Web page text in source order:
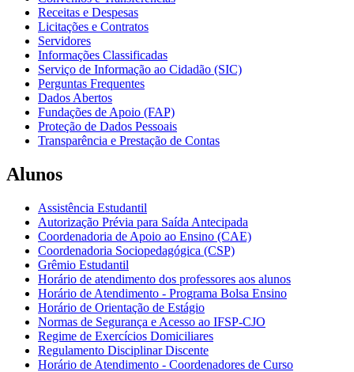
Receitas e Despesas
Licitações e Contratos
Servidores
Informações Classificadas
Serviço de Informação ao Cidadão (SIC)
Perguntas Frequentes
Dados Abertos
Fundações de Apoio (FAP)
Proteção de Dados Pessoais
Transparência e Prestação de Contas
Alunos
Assistência Estudantil
Autorização Prévia para Saída Antecipada
Coordenadoria de Apoio ao Ensino (CAE)
Coordenadoria Sociopedagógica (CSP)
Grêmio Estudantil
Horário de atendimento dos professores aos alunos
Horário de Atendimento - Programa Bolsa Ensino
Horário de Orientação de Estágio
Normas de Segurança e Acesso ao IFSP-CJO
Regime de Exercícios Domiciliares
Regulamento Disciplinar Discente
Horário de Atendimento - Coordenadores de Curso